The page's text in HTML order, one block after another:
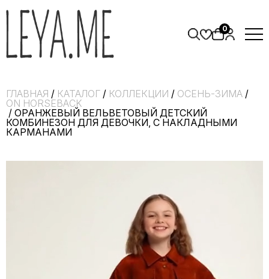
0
ГЛАВНАЯ / КАТАЛОГ / КОЛЛЕКЦИИ / ОСЕНЬ-ЗИМА /
ON HORSEBACK
/ ОРАНЖЕВЫЙ ВЕЛЬВЕТОВЫЙ ДЕТСКИЙ
КОМБИНЕЗОН ДЛЯ ДЕВОЧКИ, С НАКЛАДНЫМИ
КАРМАНАМИ